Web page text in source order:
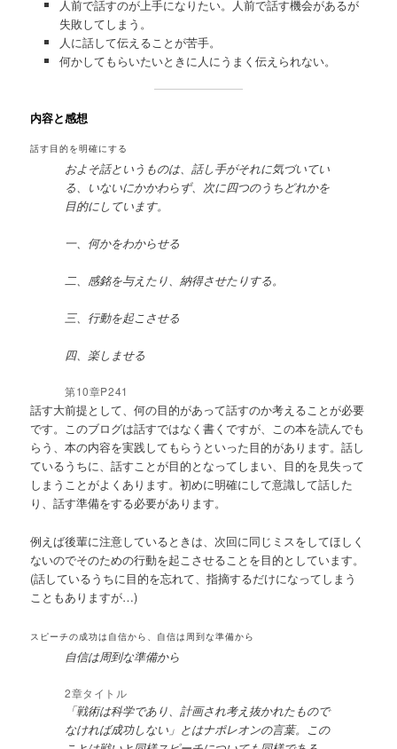
人前で話すのが上手になりたい。人前で話す機会があるが
失敗してしまう。
人に話して伝えることが苦手。
何かしてもらいたいときに人にうまく伝えられない。
内容と感想
話す目的を明確にする
およそ話というものは、話し手がそれに気づいてい
る、いないにかかわらず、次に四つのうちどれかを
目的にしています。
一、何かをわからせる
二、感銘を与えたり、納得させたりする。
三、行動を起こさせる
四、楽しませる
第10章P241
話す大前提として、何の目的があって話すのか考えることが必要
です。このブログは話すではなく書くですが、この本を読んでも
らう、本の内容を実践してもらうといった目的があります。話し
ているうちに、話すことが目的となってしまい、目的を見失って
しまうことがよくあります。初めに明確にして意識して話した
り、話す準備をする必要があります。
例えば後輩に注意しているときは、次回に同じミスをしてほしく
ないのでそのための行動を起こさせることを目的としています。
(話しているうちに目的を忘れて、指摘するだけになってしまう
こともありますが…)
スピーチの成功は自信から、自信は周到な準備から
自信は周到な準備から
2章タイトル
「戦術は科学であり、計画され考え抜かれたもので
なければ成功しない」とはナポレオンの言葉。この